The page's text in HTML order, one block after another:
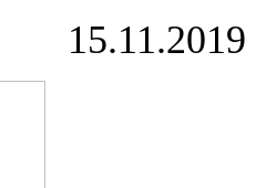
15.11.2019